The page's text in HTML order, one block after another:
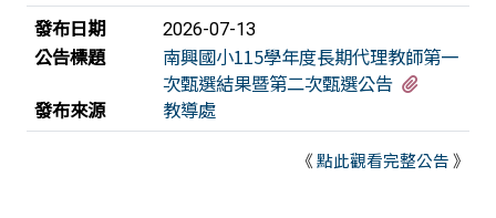
發布日期
2026-07-13
公告標題
南興國小115學年度長期代理教師第一
次甄選結果暨第二次甄選公告
發布來源
教導處
《點此觀看完整公告》